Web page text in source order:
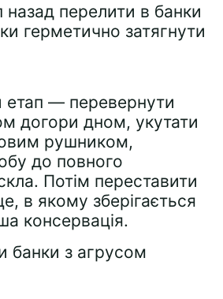
перелити в банки
герметично затягнути
— перевернути
догори дном, укутати
рушником,
до повного
Потім переставити
в якому зберігається
консервація.